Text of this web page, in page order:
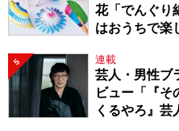
花「でんぐり
はおうちで楽
5 連載
芸人・男性ブ
ビュー「『そ
くるやろ』芸